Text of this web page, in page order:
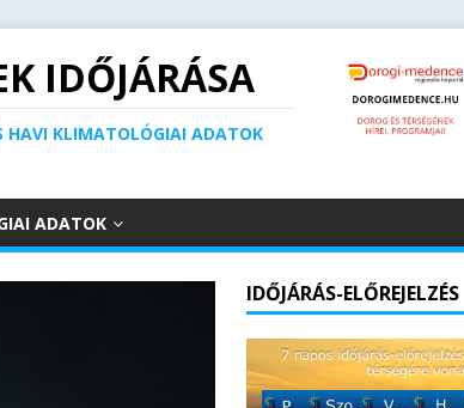
IDŐJÁRÁSA
HAVI KLIMATOLÓGIAI ADATOK
ADATOK
IDŐJÁRÁS-ELŐREJELZÉS